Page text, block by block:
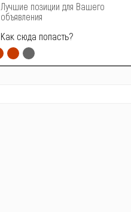
Лучшие позиции для Вашего
объявления
Как сюда попасть?